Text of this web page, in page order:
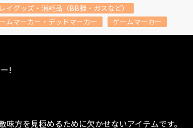
イグッズ・消耗品（BB弾・ガスなど）
ムマーカー・デッドマーカー
ゲームマーカー
!
方を見極めるために欠かせないアイテムです。